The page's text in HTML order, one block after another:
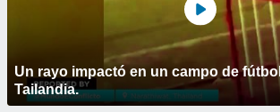
Un rayo impactó en un campo de
Tailandia.